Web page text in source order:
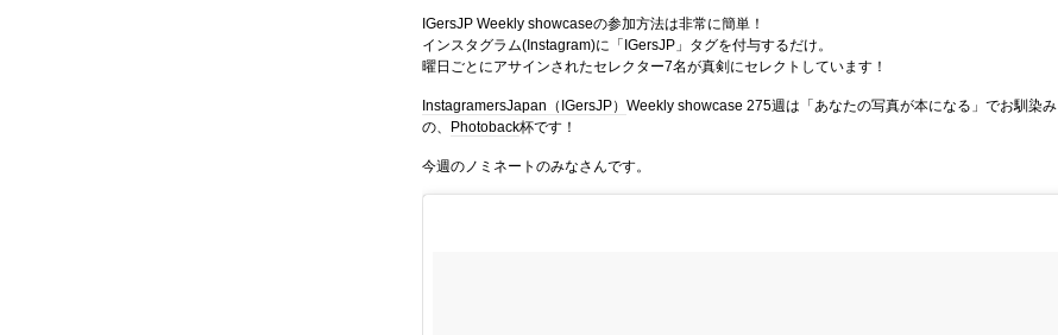
IGersJP Weekly showcaseの参加方法は非常に簡単！
インスタグラム(Instagram)に「IGersJP」タグを付与するだけ。
曜日ごとにアサインされたセレクター7名が真剣にセレクトしています！
InstagramersJapan（IGersJP） Weekly showcase 275週は「あなたの写真が本になる」でお馴染み
の、
Photoback杯です！
今週のノミネートのみなさんです。